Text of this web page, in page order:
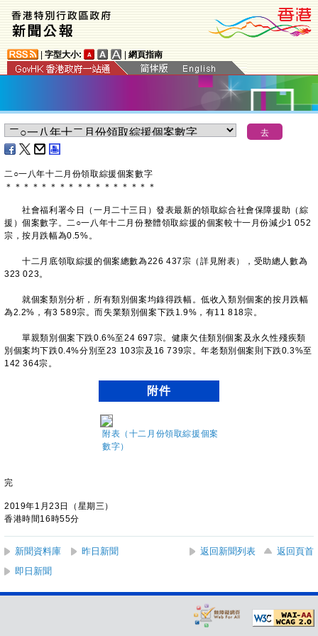
字型大小: 網頁指南
二○一八年十二月份領取綜援個案數字
＊ ＊ ＊ ＊ ＊ ＊ ＊ ＊ ＊ ＊ ＊ ＊ ＊ ＊ ＊ ＊ ＊
社會福利署今日（一月二十三日）發表最新的領取綜合社會保障援助（綜
援）個案數字。​二○一八年十二月份整體領取綜援的個案較十一月份減少1 052
宗，按月跌幅為0.5%。
十二月底領取綜援的個案總數為226 437宗（詳見附表），受助總人數為
323 023。
就個案類別分析，所有類別個案均錄得跌幅。低收入類別個案的按月跌幅
為2.2%，有3 589宗。而失業類別個案下跌1.9%，有11 818宗。
單親類別個案下跌0.6%至24 697宗。健康欠佳類別個案及永久性殘疾類
別個案均下跌0.4%分別至23 103宗及16 739宗。年老類別個案則下跌0.3%至
142 364宗。
附件
附表（十二月份領取綜援個案
數字）
完
2019年1月23日（星期三）
香港時間16時55分
新聞資料庫 昨日新聞 返回新聞列表
返回頁首
即日新聞